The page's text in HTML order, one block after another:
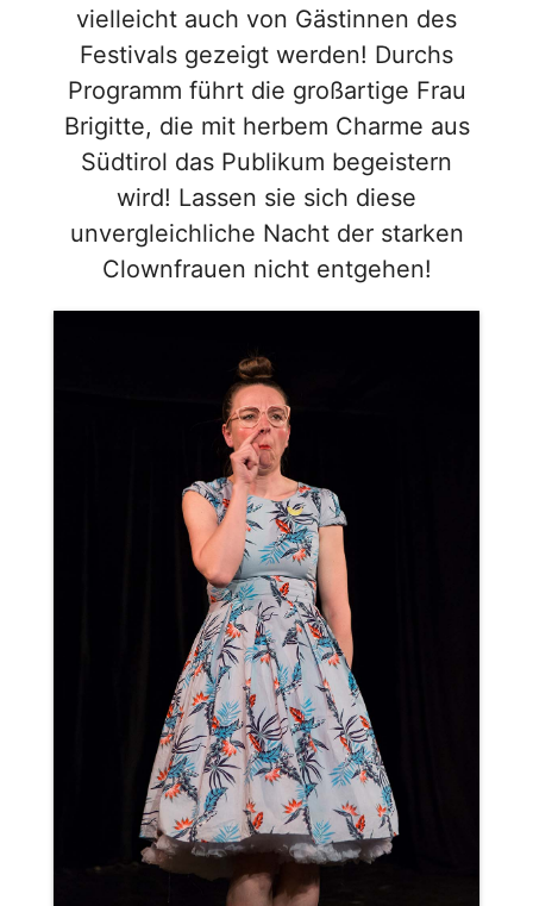
vielleicht auch von Gästinnen des
Festivals gezeigt werden! Durchs
Programm führt die großartige Frau
Brigitte, die mit herbem Charme aus
Südtirol das Publikum begeistern
wird! Lassen sie sich diese
unvergleichliche Nacht der starken
Clownfrauen nicht entgehen!